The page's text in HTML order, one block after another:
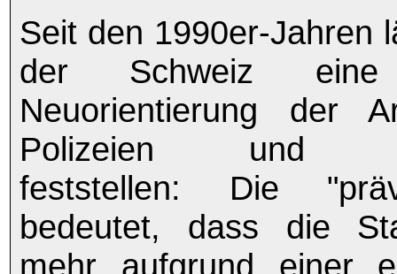
Seit den 1990er-Jahren
der Schweiz eine
Neuorientierung der
Polizeien und
feststellen: Die
bedeutet, dass die
mehr aufgrund einer